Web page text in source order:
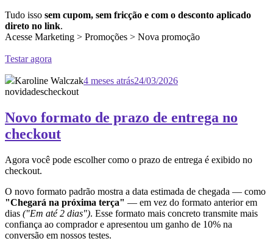
Tudo isso sem cupom, sem fricção e com o desconto aplicado
direto no link.
Acesse Marketing > Promoções > Nova promoção
Testar agora
Karoline Walczak4 meses atrás24/03/2026
novidadescheckout
Novo formato de prazo de entrega no
checkout
Agora você pode escolher como o prazo de entrega é exibido no
checkout.
O novo formato padrão mostra a data estimada de chegada — como
"Chegará na próxima terça" — em vez do formato anterior em
dias ("Em até 2 dias"). Esse formato mais concreto transmite mais
confiança ao comprador e apresentou um ganho de 10% na
conversão em nossos testes.